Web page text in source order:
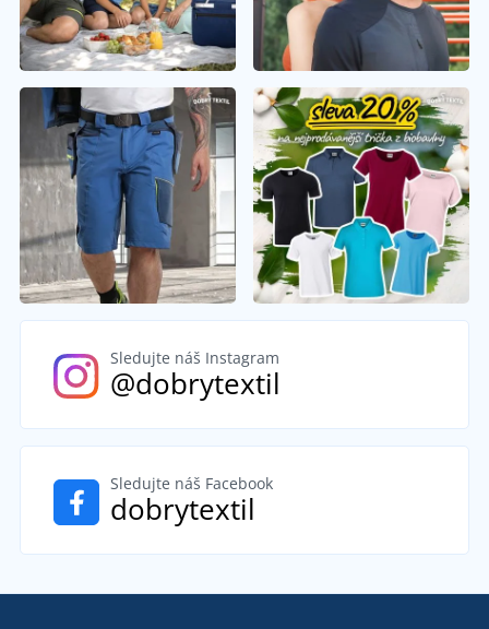
Sledujte náš Instagram
@dobrytextil
Sledujte náš Facebook
dobrytextil